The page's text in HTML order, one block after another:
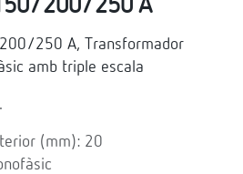
250 A, Transformador
amb triple escala
(mm): 20